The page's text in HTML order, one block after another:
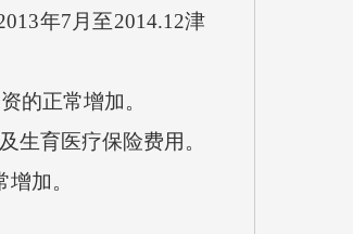
年7月至2014.12津
的正常增加。
育医疗保险费用。
加。